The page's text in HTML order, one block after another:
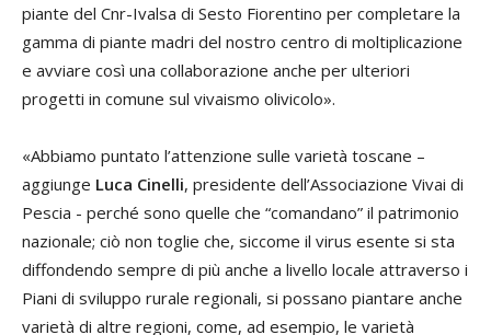
piante del Cnr-Ivalsa di Sesto Fiorentino per completare la
gamma di piante madri del nostro centro di moltiplicazione
e avviare così una collaborazione anche per ulteriori
progetti in comune sul vivaismo olivicolo».
«Abbiamo puntato l’attenzione sulle varietà toscane –
aggiunge Luca Cinelli, presidente dell’Associazione Vivai di
Pescia - perché sono quelle che “comandano” il patrimonio
nazionale; ciò non toglie che, siccome il virus esente si sta
diffondendo sempre di più anche a livello locale attraverso i
Piani di sviluppo rurale regionali, si possano piantare anche
varietà di altre regioni, come, ad esempio, le varietà